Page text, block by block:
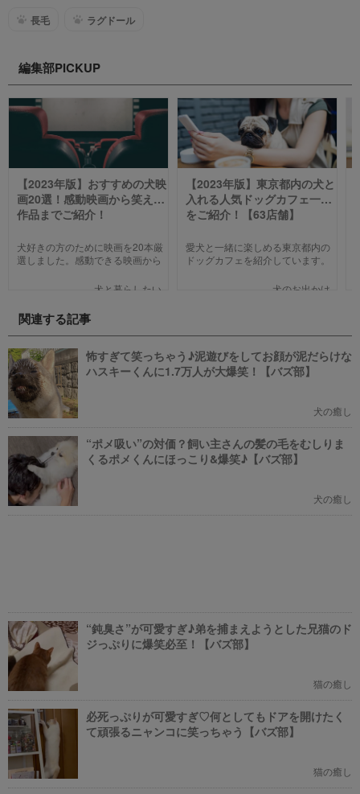
長毛 ラグドール
編集部PICKUP
【2023年版】おすすめの犬映
画20選！感動映画から笑える
作品までご紹介！
犬好きの方のために映画を20本厳
選しました。感動できる映画から
で、犬の名作映画を邦画7本,洋画7
ぞれの映画の魅力やあらすじを短
い文章で簡潔に紹介しています。
映画選びの参考にしていただけれ
ばと思います。
犬と暮らしたい
【2023年版】東京都内の犬と
入れる人気ドッグカフェ一覧
をご紹介！【63店舗】
愛犬と一緒に楽しめる東京都内の
ドッグカフェを紹介しています。
のついでに立ち寄るのにピッタリ
ましょう！
犬のお出かけ
関連する記事
怖すぎて笑っちゃう♪泥遊びをしてお顔が泥だらけな
ハスキーくんに1.7万人が大爆笑！【バズ部】
犬の癒し
“ポメ吸い”の対価？飼い主さんの髪の毛をむしりま
くるポメくんにほっこり&爆笑♪【バズ部】
犬の癒し
“鈍臭さ”が可愛すぎ♪弟を捕まえようとした兄猫のド
ジっぷりに爆笑必至！【バズ部】
猫の癒し
必死っぷりが可愛すぎ♡何としてもドアを開けたく
て頑張るニャンコに笑っちゃう【バズ部】
猫の癒し